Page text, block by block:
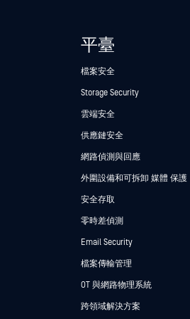
平臺
檔案安全
Storage Security
雲端安全
供應鏈安全
網路偵測與回應
外圍設備和可拆卸 媒體 保護
安全存取
零時差偵測
Email Security
檔案傳輸管理
OT 與網路物理系統
跨領域解決方案